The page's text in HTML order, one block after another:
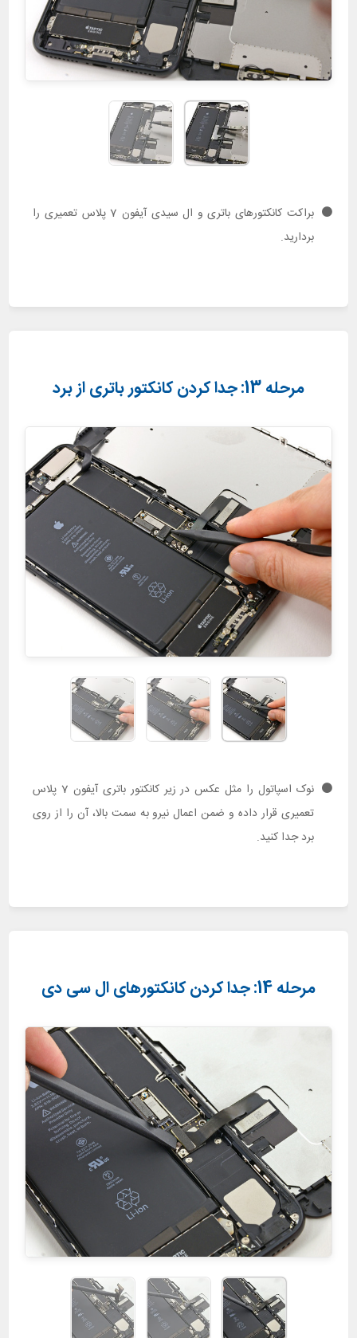
براکت کانکتورهای باتری و ال سیدی آیفون 7 پلاس تعمیری را
بردارید.
مرحله 13: جدا کردن کانکتور باتری از برد
نوک اسپاتول را مثل عکس در زیر کانکتور باتری آیفون 7 پلاس
تعمیری قرار داده و ضمن اعمال نیرو به سمت بالا، آن را از روی
برد جدا کنید.
مرحله 14: جدا کردن کانکتورهای ال سی دی